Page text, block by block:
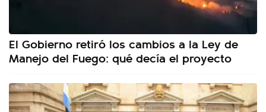
El Gobierno retiró los cambios a la Ley de
Manejo del Fuego: qué decía el proyecto